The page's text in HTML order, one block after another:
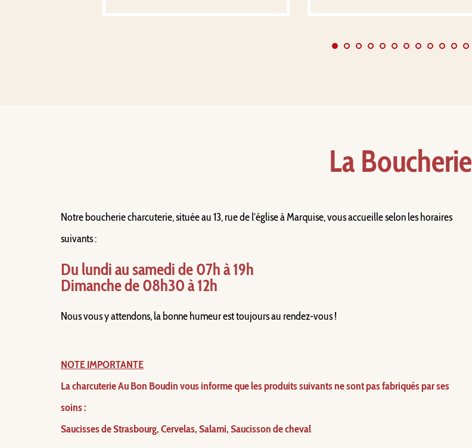
La Boucherie
Notre boucherie charcuterie, située au 13, rue de l’église à Marquise, vous accueille selon les horaires
suivants :
Du lundi au samedi de 07h à 19h
Dimanche de 08h30 à 12h
Nous vous y attendons, la bonne humeur est toujours au rendez-vous !
NOTE IMPORTANTE
La charcuterie Au Bon Boudin vous informe que les produits suivants ne sont pas fabriqués par ses
soins :
Saucisses de Strasbourg, Cervelas, Salami, Saucisson de cheval